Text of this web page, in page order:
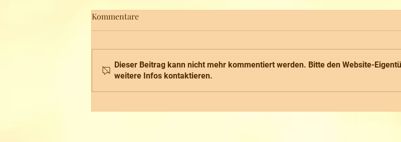
Seltener Schiffs-Besuch im
Oster- und Frühlingsgrüße
Kommentare
Dieser Beitrag kann nicht mehr kommentiert werden. Bitte den Website-
weitere Infos kontaktieren.